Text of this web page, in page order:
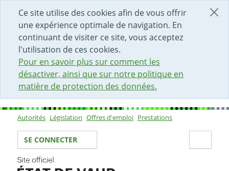
Ce site utilise des cookies afin de vous offrir
une expérience optimale de navigation. En
continuant de visiter ce site, vous acceptez
l'utilisation de ces cookies.
Pour en savoir plus sur comment les
désactiver, ainsi que sur notre politique en
matière de protection des données.
DÉBUT DU CONTENU DE LA PAGE
ACCÈS AU CHAMP DE RECHERCHE
PAGE D'ACCUEIL
FORMULAIRE DE CONTACT
Sous-navigation
Autorités Législation Offres d'emploi Prestations
Votre identité
SE CONNECTER